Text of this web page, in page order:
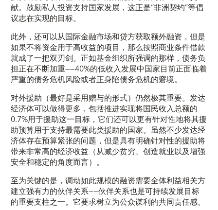
献。鼓励私人投资支持国家发展，这正是“非洲契约”等倡
议志在实现的目标。
此外，还可以从国际金融市场和贷方获取额外融资，但是
如果不将资金用于高收益的项目，那么按照商业条件借款
就成了一把双刃剑。正如基金组织所强调的那样，债务负
担正在不断加重——40%的低收入发展中国家目前正面临着
严重的债务危机风险或者正身陷债务危机的窘境。
对外援助（最好是采用赠与的形式）仍然极其重要。发达
经济体可以做得更多，包括推进实现将国民收入总额的
0.7%用于援助这一目标，它们还可以更有针对性地将其援
助预算用于支持最需要此类援助的国家。虽然不少发达经
济体存在预算紧张的问题，但是具有明确针对性的援助将
带来非常高的经济收益（从减少贫穷、创造就业以及增强
安全和稳定的角度而言）。
至为关键的是，调动如此规模的融资需要全体利益相关方
建立强有力的伙伴关系——伙伴关系也是可持续发展目标
的重要支柱之一。它要求树立为公众谋利的共同责任感。